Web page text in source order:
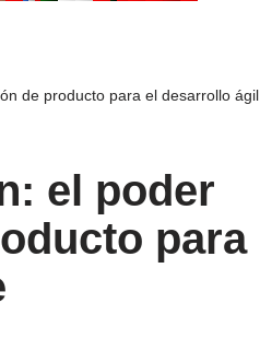
de producto para el desarrollo ágil
el poder
para